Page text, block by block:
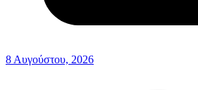
8 Αυγούστου, 2026